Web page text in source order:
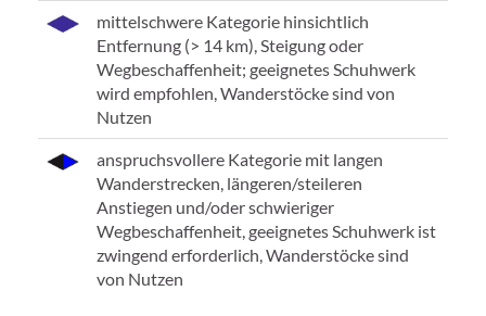
mittelschwere Kategorie hinsichtlich
Entfernung (> 14 km), Steigung oder
Wegbeschaffenheit; geeignetes Schuhwerk
wird empfohlen, Wanderstöcke sind von
Nutzen
anspruchsvollere Kategorie mit langen
Wanderstrecken, längeren/steileren
Anstiegen und/oder schwieriger
Wegbeschaffenheit, geeignetes Schuhwerk ist
zwingend erforderlich, Wanderstöcke sind
von Nutzen